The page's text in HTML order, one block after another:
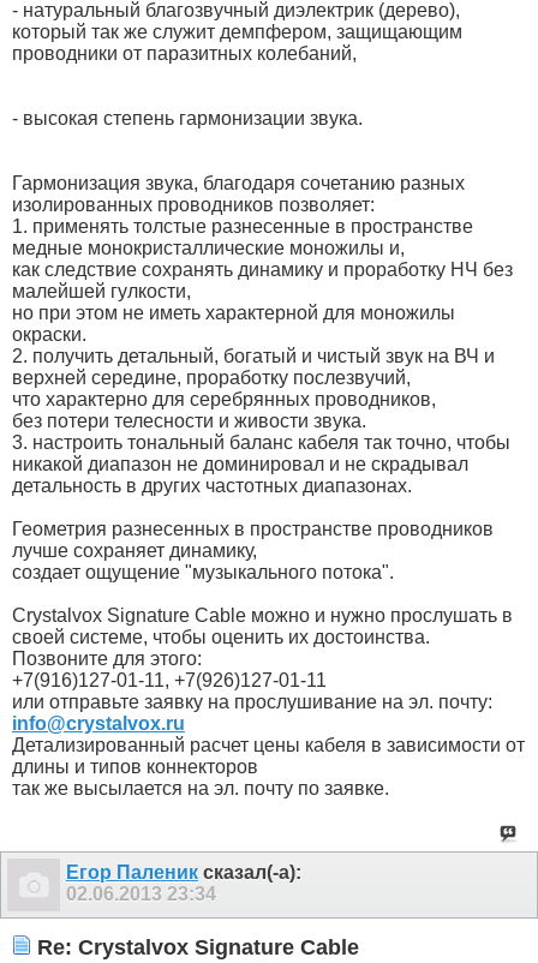
- натуральный благозвучный диэлектрик (дерево),
который так же служит демпфером, защищающим
проводники от паразитных колебаний,
- высокая степень гармонизации звука.
Гармонизация звука, благодаря сочетанию разных
изолированных проводников позволяет:
1. применять толстые разнесенные в пространстве
медные монокристаллические моножилы и,
как следствие сохранять динамику и проработку НЧ без
малейшей гулкости,
но при этом не иметь характерной для моножилы
окраски.
2. получить детальный, богатый и чистый звук на ВЧ и
верхней середине, проработку послезвучий,
что характерно для серебрянных проводников,
без потери телесности и живости звука.
3. настроить тональный баланс кабеля так точно, чтобы
никакой диапазон не доминировал и не скрадывал
детальность в других частотных диапазонах.
Геометрия разнесенных в пространстве проводников
лучше сохраняет динамику,
создает ощущение "музыкального потока".
Crystalvox Signature Cable можно и нужно прослушать в
своей системе, чтобы оценить их достоинства.
Позвоните для этого:
+7(916)127-01-11, +7(926)127-01-11
или отправьте заявку на прослушивание на эл. почту:
info@crystalvox.ru
Детализированный расчет цены кабеля в зависимости от
длины и типов коннекторов
так же высылается на эл. почту по заявке.
Егор Паленик сказал(-а):
02.06.2013 23:34
Re: Crystalvox Signature Cable